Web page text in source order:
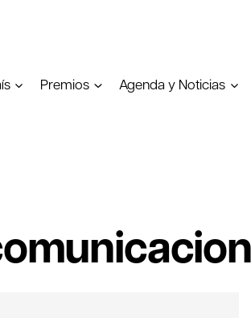
Premios Agenda y Noticias